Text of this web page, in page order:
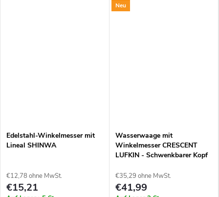
Edelstahl-Winkelmesser mit
Lineal SHINWA
€12,78 ohne MwSt.
€15,21
Neu
Wasserwaage mit
Winkelmesser CRESCENT
LUFKIN - Schwenkbarer Kopf
€35,29 ohne MwSt.
€41,99